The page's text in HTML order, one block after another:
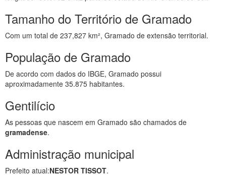
Tamanho do Território de Gramado
Com um total de 237,827 km², Gramado de extensão territorial.
População de Gramado
De acordo com dados do IBGE, Gramado possui
aproximadamente 35.875 habitantes.
Gentilício
As pessoas que nascem em Gramado são chamados de
gramadense.
Administração municipal
Prefeito atual:NESTOR TISSOT.